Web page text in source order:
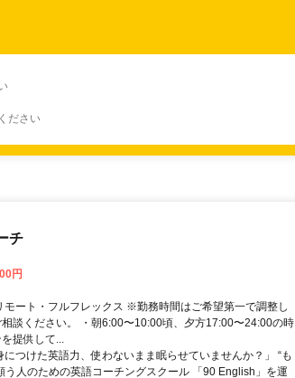
ださい
チ
円
モート・フルフレックス ※勤務時間はご希望第一で調整し
談ください。 ・朝6:00〜10:00頃、夕方17:00〜24:00の時
提供して...
つけた英語力、使わないまま眠らせていませんか？」 “も
う人のための英語コーチングスクール 「90 English」を運